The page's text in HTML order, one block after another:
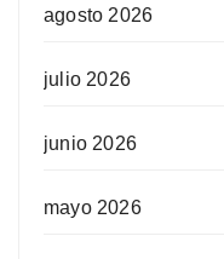
agosto 2026
julio 2026
junio 2026
mayo 2026